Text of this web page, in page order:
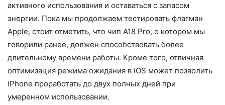
активного использования и оставаться с запасом
энергии. Пока мы продолжаем тестировать флагман
Apple, стоит отметить, что чип A18 Pro, о котором мы
говорили ранее, должен способствовать более
длительному времени работы. Кроме того, отличная
оптимизация режима ожидания в iOS может позволить
iPhone проработать до двух полных дней при
умеренном использовании.